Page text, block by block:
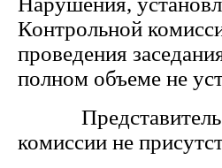
Контрольной
проведения
полном
Представитель
комиссии не